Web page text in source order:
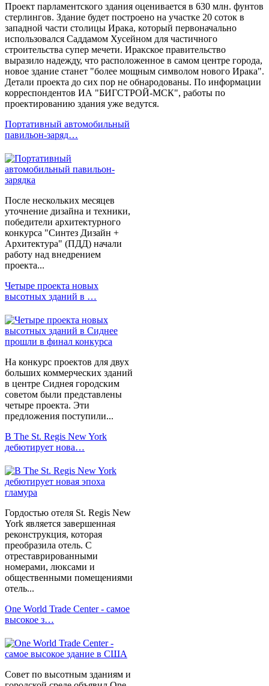
Проект парламентского здания оценивается в 630 млн. фунтов
стерлингов. Здание будет построено на участке 20 соток в
западной части столицы Ирака, который первоначально
использовался Саддамом Хусейном для частичного
строительства супер мечети. Иракское правительство
выразило надежду, что расположенное в самом центре города,
новое здание станет "более мощным символом нового Ирака".
Детали проекта до сих пор не обнародованы. По информации
корреспондентов ИА "БИГСТРОЙ-МСК", работы по
проектированию здания уже ведутся.
Портативный автомобильный
павильон-заряд…
После нескольких месяцев
уточнение дизайна и техники,
победители архитектурного
конкурса "Синтез Дизайн +
Архитектура" (ПДД) начали
работу над внедрением
проекта...
Четыре проекта новых
высотных зданий в …
На конкурс проектов для двух
больших коммерческих зданий
в центре Сиднея городским
советом были представлены
четыре проекта. Эти
предложения поступили...
В The St. Regis New York
дебютирует нова…
Гордостью отеля St. Regis New
York является завершенная
реконструкция, которая
преобразила отель. С
отреставрированными
номерами, люксами и
общественными помещениями
отель...
One World Trade Center - самое
высокое з…
Совет по высотным зданиям и